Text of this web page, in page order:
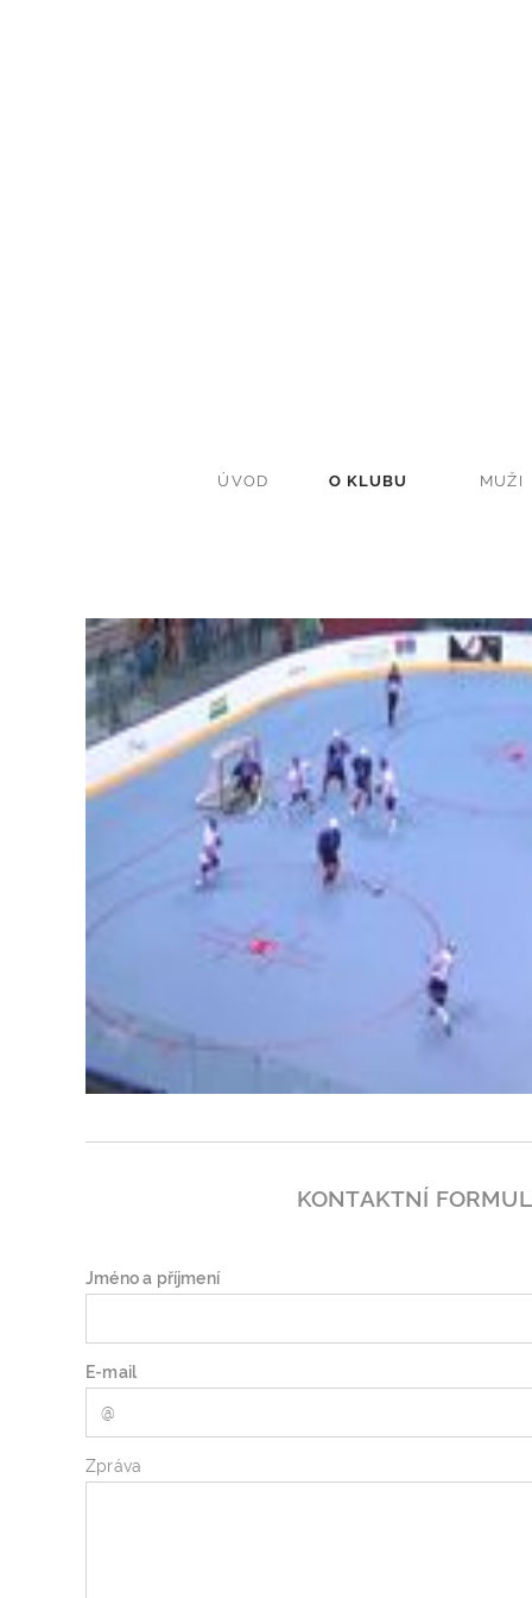
ÚVOD O KLUBU MUŽI
KONTAKTNÍ
Jméno a příjmení
E-mail
Zpráva